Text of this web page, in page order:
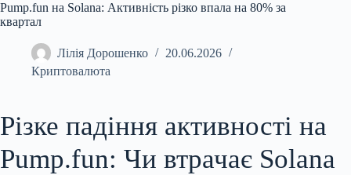
Pump.fun на Solana: Активність різко впала на 80% за
квартал
Лілія Дорошенко
20.06.2026
Криптовалюта
Різке падіння активності на
Pump.fun: Чи втрачає Solana